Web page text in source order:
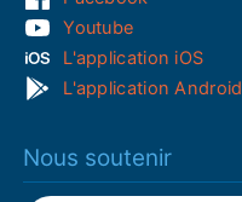
Youtube
L'application iOS
L'application Android
Nous soutenir